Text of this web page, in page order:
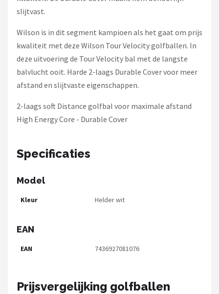
slijtvast.
Wilson is in dit segment kampioen als het gaat om prijs
kwaliteit met deze Wilson Tour Velocity golfballen. In
deze uitvoering de Tour Velocity bal met de langste
balvlucht ooit. Harde 2-laags Durable Cover voor meer
afstand en slijtvaste eigenschappen.
2-laags soft Distance golfbal voor maximale afstand
High Energy Core - Durable Cover
Specificaties
Model
Kleur Helder wit
EAN
EAN 7436927081076
Prijsvergelijking golfballen